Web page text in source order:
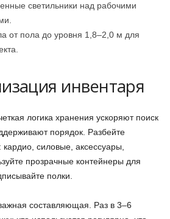
светильники над рабочими
от пола до уровня 1,8–2,0 м для
инвентаря
логика хранения ускоряют поиск
порядок. Разбейте
кардио, силовые, аксессуары,
прозрачные контейнеры для
полки.
составляющая. Раз в 3–6